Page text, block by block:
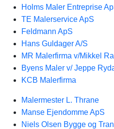
Holms Maler Entreprise
TE Malerservice ApS
Feldmann ApS
Hans Guldager A/S
MR Malerfirma v/Mikkel
Byens Maler v/ Jeppe
KCB Malerfirma
Malermester L. Thrane
Manse Ejendomme ApS
Niels Olsen Bygge og